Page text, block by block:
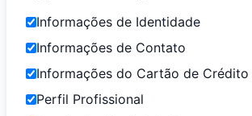
Informações de Identidade
Informações de Contato
Informações do Cartão de Crédito
Perfil Profissional